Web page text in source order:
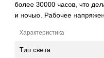
более 30000 часов, что
и ночью. Рабочее
Характеристика
Тип света